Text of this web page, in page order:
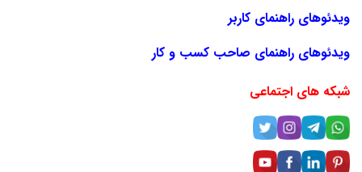
ویدئوهای راهنمای کاربر
ویدئوهای راهنمای صاحب کسب و کار
شبکه های اجتماعی